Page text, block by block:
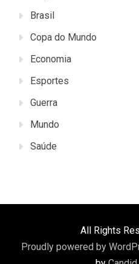
Brasil
Copa do Mundo
Economia
Esportes
Guerra
Mundo
Saúde
All Rights
Proudly powered by